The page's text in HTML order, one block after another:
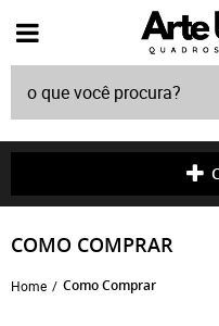
COMO COMPRAR
Home Como Comprar